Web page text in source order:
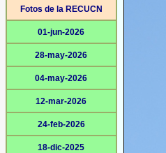
Fotos de la RECUCN
01-jun-2026
28-may-2026
04-may-2026
12-mar-2026
24-feb-2026
18-dic-2025